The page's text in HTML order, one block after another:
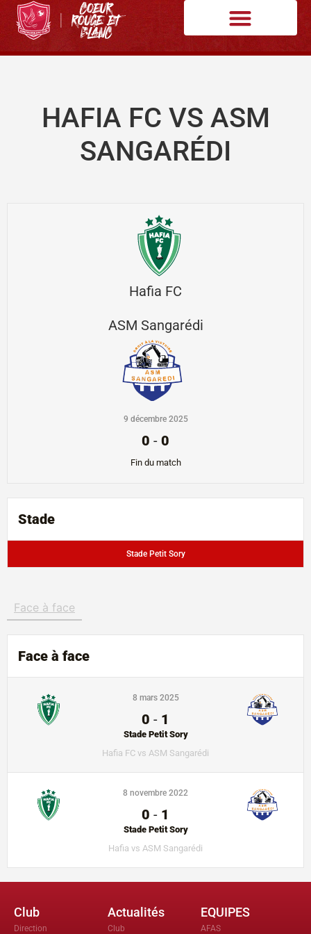
HAFIA FC VS ASM
SANGARÉDI
Hafia FC
ASM Sangarédi
9 décembre 2025
0 - 0
Fin du match
Stade
Stade Petit Sory
Face à face
Face à face
8 mars 2025
0 - 1
Stade Petit Sory
Hafia FC vs ASM Sangarédi
8 novembre 2022
0 - 1
Stade Petit Sory
Hafia vs ASM Sangarédi
Club
Direction
Actualités
Club
EQUIPES
AFAS